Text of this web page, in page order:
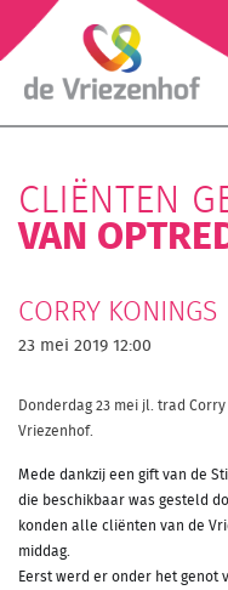
CLIËNTEN
VAN
CORRY KONINGS
23 mei 2019 12:00
Donderdag 23 mei jl. trad
Vriezenhof.
Mede dankzij een gift van de
die beschikbaar was gesteld
konden alle cliënten van de
middag.
Eerst werd er onder het genot